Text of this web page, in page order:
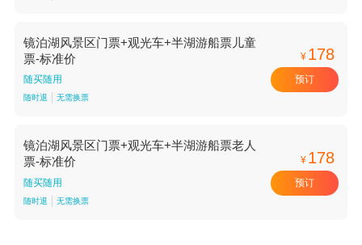
镜泊湖风景区门票+观光车+半湖游船票儿童
票-标准价
随买随用
随时退 无需换票
¥ 178
预订
镜泊湖风景区门票+观光车+半湖游船票老人
票-标准价
随买随用
随时退 无需换票
¥ 178
预订